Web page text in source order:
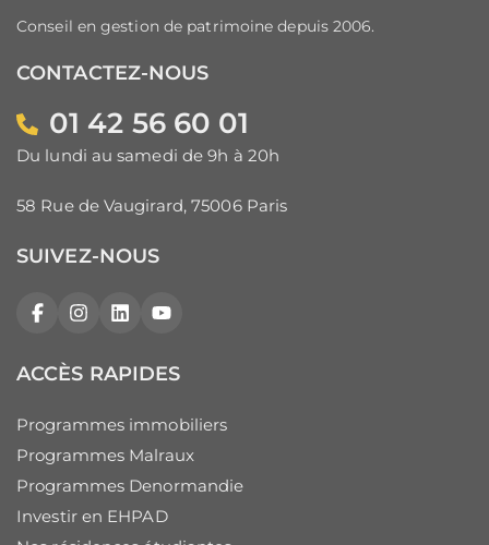
Conseil en gestion de patrimoine depuis 2006.
CONTACTEZ-NOUS
01 42 56 60 01
Du lundi au samedi de 9h à 20h
58 Rue de Vaugirard, 75006 Paris
SUIVEZ-NOUS
FacebookInstagram
LinkedInYouTube
ACCÈS RAPIDES
Programmes immobiliers
Programmes Malraux
Programmes Denormandie
Investir en EHPAD